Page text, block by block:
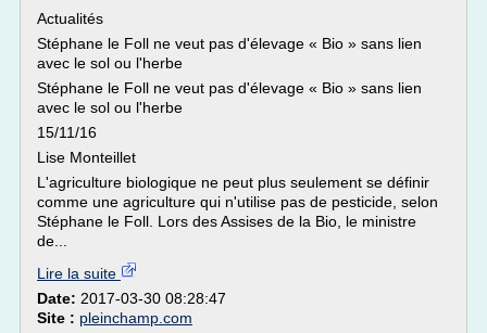
Actualités
Stéphane le Foll ne veut pas d'élevage « Bio » sans lien
avec le sol ou l'herbe
Stéphane le Foll ne veut pas d'élevage « Bio » sans lien
avec le sol ou l'herbe
15/11/16
Lise Monteillet
L'agriculture biologique ne peut plus seulement se définir
comme une agriculture qui n'utilise pas de pesticide, selon
Stéphane le Foll. Lors des Assises de la Bio, le ministre
de...
Lire la suite
Date: 2017-03-30 08:28:47
Site : pleinchamp.com